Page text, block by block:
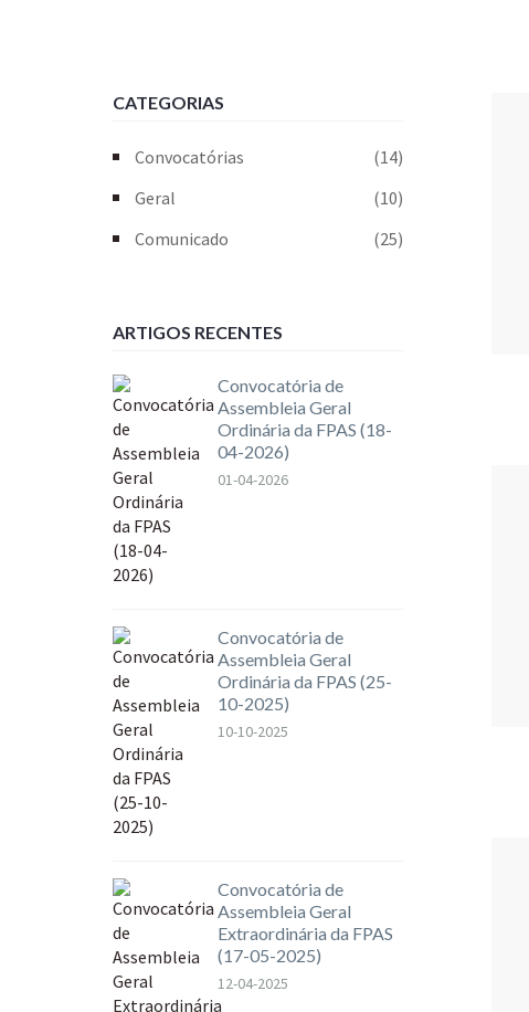
CATEGORIAS
Convocatórias
(14)
Geral
(10)
Comunicado
(25)
ARTIGOS RECENTES
Convocatória de
Assembleia Geral
Ordinária da FPAS (18-
04-2026)
01-04-2026
Convocatória de
Assembleia Geral
Ordinária da FPAS (25-
10-2025)
10-10-2025
Convocatória de
Assembleia Geral
Extraordinária da FPAS
(17-05-2025)
12-04-2025